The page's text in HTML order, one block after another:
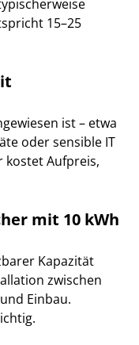
15–25
ist – etwa
oder sensible IT
kostet Aufpreis,
mit 10 kWh
Kapazität
zwischen
Einbau.